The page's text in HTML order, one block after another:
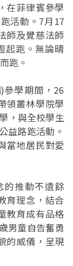
在菲律賓參學
活動。7月17
師及覺慈法師
起跑。無論晴
跑。
參學期間，26
領叢林學院學
，與全校學生
益路跑活動。
當地居民對愛
的推動不遺餘
育理念，結合
教育成有品格
男童自告奮勇
的威儀，呈現